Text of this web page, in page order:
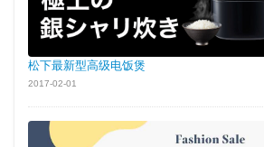
松下最新型高级电饭煲
2017-02-01